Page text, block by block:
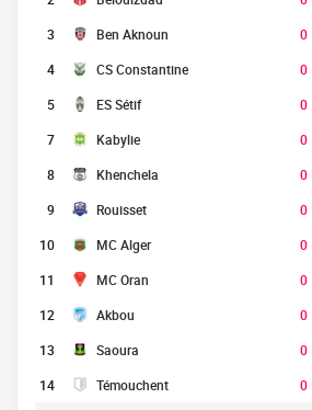
3 Ben Aknoun 0
4 CS Constantine 0
5 ES Sétif 0
7 Kabylie 0
8 Khenchela 0
9 Rouisset 0
10 MC Alger 0
11 MC Oran 0
12 Akbou 0
13 Saoura 0
14 Témouchent 0